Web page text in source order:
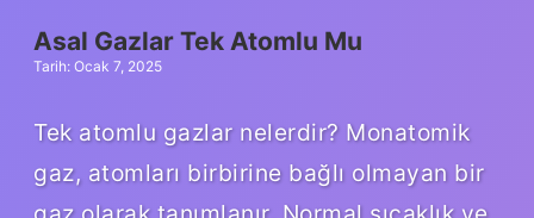
Asal Gazlar Tek Atomlu Mu
Tarih: Ocak 7, 2025
Tek atomlu gazlar nelerdir? Monatomik
gaz, atomları birbirine bağlı olmayan bir